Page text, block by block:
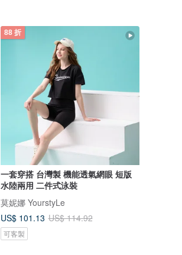
88 折
一套穿搭 台灣製 機能透氣網眼 短版
水陸兩用 二件式泳裝
莫妮娜 YourstyLe
US$ 101.13 US$ 114.92
可客製